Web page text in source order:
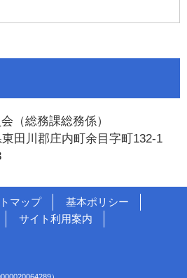
（総務課総務係）
田川郡庄内町余目字町132-1
マップ
基本ポリシー
サイト利用案内